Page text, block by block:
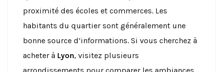
proximité des écoles et commerces. Les
habitants du quartier sont généralement une
bonne source d’informations. Si vous cherchez à
acheter à Lyon, visitez plusieurs